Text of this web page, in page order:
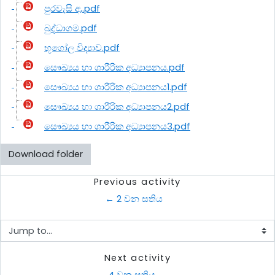
පුරවැසි අ,.pdf
බුද්ධාගම.pdf
භූගෝල විද්‍යාව.pdf
සෞඛ්‍යය හා ශාරීරික අධ්‍යාපනය.pdf
සෞඛ්‍යය හා ශාරීරික අධ්‍යාපනය1.pdf
සෞඛ්‍යය හා ශාරීරික අධ්‍යාපනය2.pdf
සෞඛ්‍යය හා ශාරීරික අධ්‍යාපනය3.pdf
Download folder
Previous activity
← 2 වන සතිය
Jump to...
Next activity